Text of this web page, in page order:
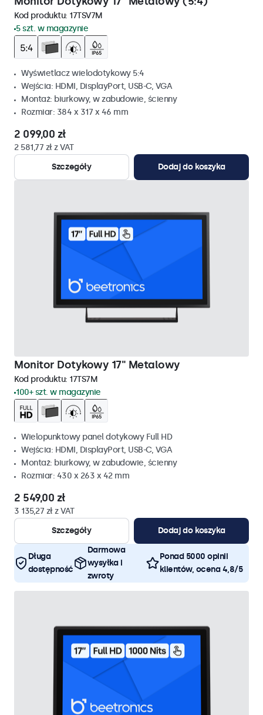
Kod produktu: 17TSV7M
5 szt. w magazynie
Wyświetlacz wielodotykowy 5:4
Wejścia: HDMI, DisplayPort, USB-C, VGA
Montaż: biurkowy, w zabudowie, ścienny
Rozmiar: 384 x 317 x 46 mm
2 099,00 zł
2 581,77 zł z VAT
Szczegóły
Dodaj do koszyka
Monitor Dotykowy 17" Metalowy
Kod produktu: 17TS7M
100+ szt. w magazynie
Wielopunktowy panel dotykowy Full HD
Wejścia: HDMI, DisplayPort, USB-C, VGA
Montaż: biurkowy, w zabudowie, ścienny
Rozmiar: 430 x 263 x 42 mm
2 549,00 zł
3 135,27 zł z VAT
Szczegóły
Dodaj do koszyka
Długa
dostępność
Darmowa
wysyłka i
zwroty
Ponad 5000 opinii
klientów, ocena 4,8/5